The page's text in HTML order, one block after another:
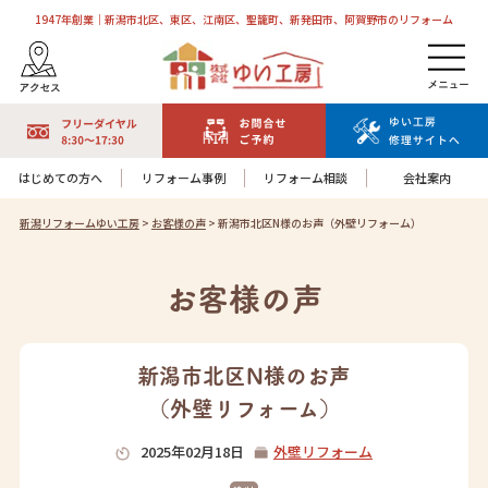
1947年創業｜新潟市北区、東区、江南区、聖籠町、新発田市、阿賀野市のリフォーム
はじめての方へ リフォーム事例 リフォーム相談 会社案内
新潟リフォームゆい工房> お客様の声> 新潟市北区N様のお声（外壁リフォーム）
お客様の声
新潟市北区N様のお声
（外壁リフォーム）
2025年02月18日 外壁リフォーム